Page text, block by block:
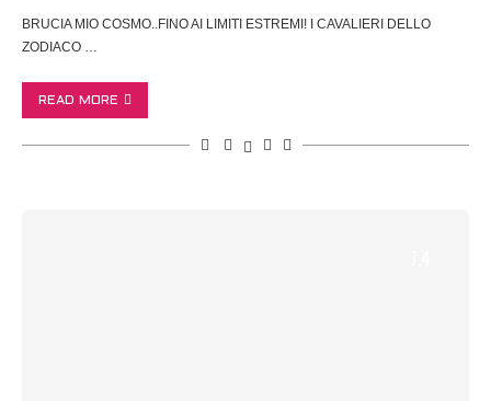
BRUCIA MIO COSMO..FINO AI LIMITI ESTREMI! I CAVALIERI DELLO
ZODIACO …
READ MORE